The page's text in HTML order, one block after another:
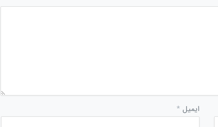
ایمیل *